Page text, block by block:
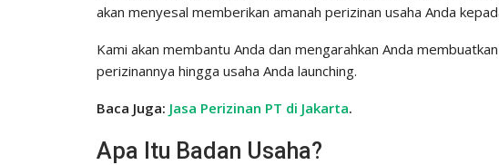
akan menyesal memberikan amanah perizinan usaha Anda
Kami akan membantu Anda dan mengarahkan Anda
perizinannya hingga usaha Anda launching.
Baca Juga: Jasa Perizinan PT di Jakarta.
Apa Itu Badan Usaha?